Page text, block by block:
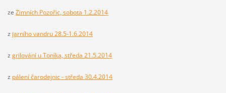
ze Zimních Pozořic, sobota 1.2.2014
z jarního vandru 28.5-1.6.2014
z grilování u Toníka, středa 21.5.2014
z pálení čarodejnic - středa 30.4.2014